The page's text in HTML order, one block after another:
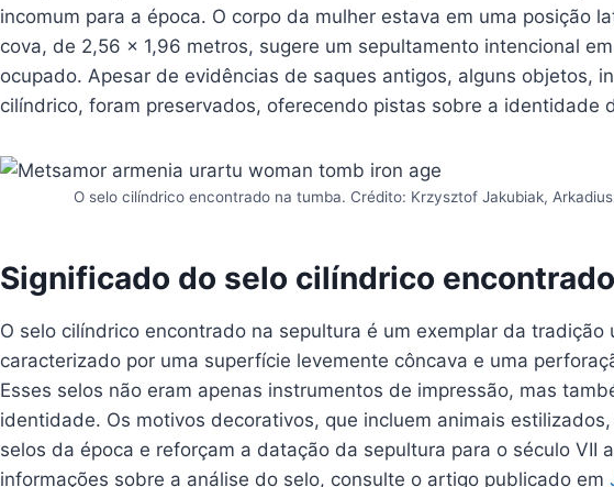
incomum para a época. O corpo da mulher estava em uma posição
cova, de 2,56 x 1,96 metros, sugere um sepultamento intencional
ocupado. Apesar de evidências de saques antigos, alguns objetos,
cilíndrico, foram preservados, oferecendo pistas sobre a identidade
O selo cilíndrico encontrado na tumba. Crédito: Krzysztof Jakubiak,
Significado do selo cilíndrico encontrado
O selo cilíndrico encontrado na sepultura é um exemplar da tradição
caracterizado por uma superfície levemente côncava e uma
Esses selos não eram apenas instrumentos de impressão, mas
identidade. Os motivos decorativos, que incluem animais
selos da época e reforçam a datação da sepultura para o século VII
informações sobre a análise do selo, consulte o artigo publicado em